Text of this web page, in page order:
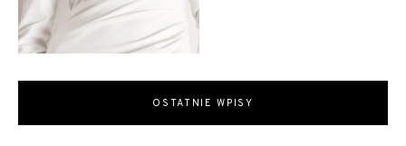
OSTATNIE WPISY